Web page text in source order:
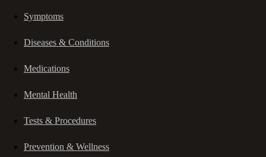
Symptoms
Diseases & Conditions
Medications
Mental Health
Tests & Procedures
Prevention & Wellness